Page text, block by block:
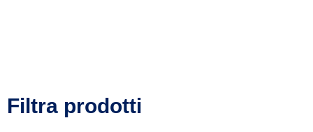
Filtra prodotti